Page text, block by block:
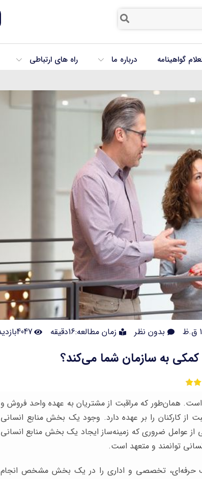
گواهینامه درباره ما راه های ارتباطی
بدون نظر زمان مطالعه:16دقیقه 4047بازدید
کمکی به سازمان شما می‌کند؟
است. همان‌طور که مراقبت از مشتریان به عهده واحد فروش و
از کارکنان را بر عهده دارد. وجود یک بخش منابع انسانی
عوامل ضروری که زمینه‌ساز ایجاد یک بخش منابع انسانی
توانمند و متعهد است.
حرفه‌ای، تخصصی و اداری را در یک بخش مشخص انجام